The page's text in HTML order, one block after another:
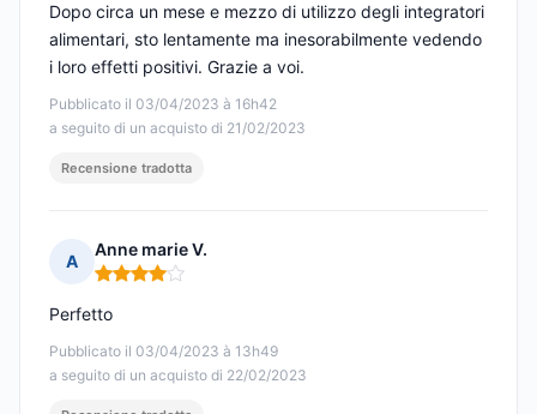
Pubblicato il 03/04/2023 à 16h42
a seguito di un acquisto di 21/02/2023
Dopo circa un mese e mezzo di utilizzo degli integratori
alimentari, sto lentamente ma inesorabilmente vedendo
i loro effetti positivi. Grazie a voi.
Recensione tradotta
A
Anne marie V.
Nota: 4 su 5
Pubblicato il 03/04/2023 à 13h49
a seguito di un acquisto di 22/02/2023
Perfetto